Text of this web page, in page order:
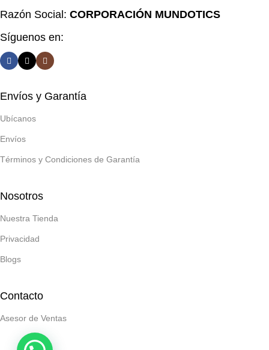
Razón Social: CORPORACIÓN MUNDOTICS
Síguenos en:
Envíos y Garantía
Ubícanos
Envíos
Términos y Condiciones de Garantía
Nosotros
Nuestra Tienda
Privacidad
Blogs
Contacto
Asesor de Ventas